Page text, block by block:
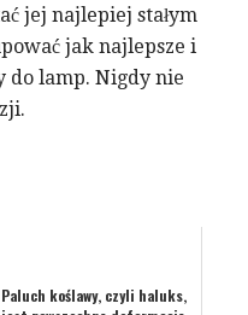
jej najlepiej stałym
jak najlepsze i
do lamp. Nigdy nie
Paluch koślawy, czyli haluks,